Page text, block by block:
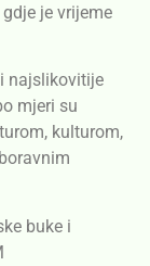
je vrijeme
najslikovitije
mjeri su
kulturom,
buke i